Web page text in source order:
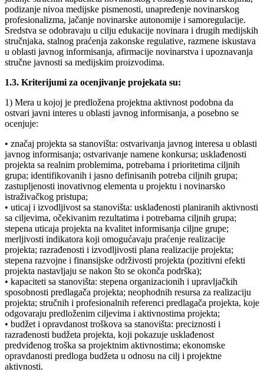
podizanje nivoa medijske pismenosti, unapređenje novinarskog
profesionalizma, jačanje novinarske autonomije i samoregulacije.
Sredstva se odobravaju u cilju edukacije novinara i drugih medijskih
stručnjaka, stalnog praćenja zakonske regulative, razmene iskustava
u oblasti javnog informisanja, afirmacije novinarstva i upoznavanja
stručne javnosti sa medijskim proizvodima.
1.3. Kriterijumi za ocenjivanje projekata su:
1) Mera u kojoj je predložena projektna aktivnost podobna da
ostvari javni interes u oblasti javnog informisanja, a posebno se
ocenjuje:
• značaj projekta sa stanovišta: ostvarivanja javnog interesa u oblasti
javnog informisanja; ostvarivanje namene konkursa; usklađenosti
projekta sa realnim problemima, potrebama i prioritetima ciljnih
grupa; identifikovanih i jasno definisanih potreba ciljnih grupa;
zastupljenosti inovativnog elementa u projektu i novinarsko
istraživačkog pristupa;
• uticaj i izvodljivost sa stanovišta: usklađenosti planiranih aktivnosti
sa ciljevima, očekivanim rezultatima i potrebama ciljnih grupa;
stepena uticaja projekta na kvalitet informisanja ciljne grupe;
merljivosti indikatora koji omogućavaju praćenje realizacije
projekta; razrađenosti i izvodljivosti plana realizacije projekta;
stepena razvojne i finansijske održivosti projekta (pozitivni efekti
projekta nastavljaju se nakon što se okonča podrška);
• kapaciteti sa stanovišta: stepena organizacionih i upravljačkih
sposobnosti predlagača projekta; neophodnih resursa za realizaciju
projekta; stručnih i profesionalnih referenci predlagača projekta, koje
odgovaraju predloženim ciljevima i aktivnostima projekta;
• budžet i opravdanost troškova sa stanovišta: preciznosti i
razrađenosti budžeta projekta, koji pokazuje usklađenost
predviđenog troška sa projektnim aktivnostima; ekonomske
opravdanosti predloga budžeta u odnosu na cilj i projektne
aktivnosti.